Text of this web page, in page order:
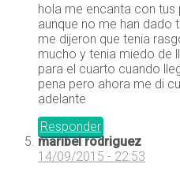
hola me encanta con
aunque no me han dado
me dijeron que tenia
mucho y tenia miedo de
para el cuarto cuando
pena pero ahora me di
adelante
Responder
maribel rodriguez
14/09/2015 - 22:53